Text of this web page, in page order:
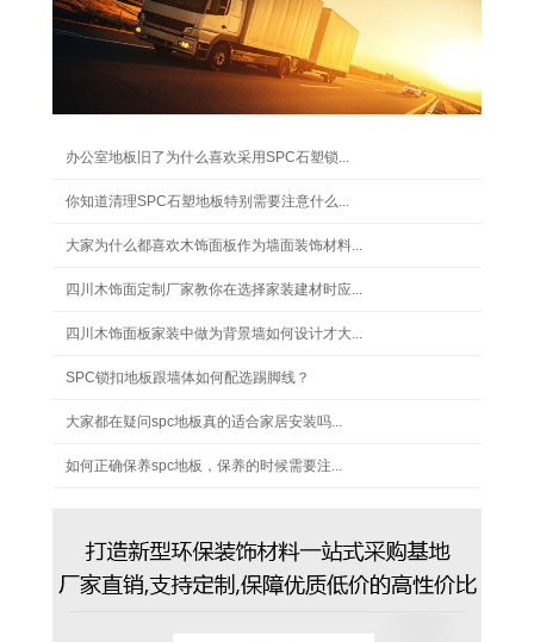
办公室地板旧了为什么喜欢采用SPC石塑锁...
你知道清理SPC石塑地板特别需要注意什么...
大家为什么都喜欢木饰面板作为墙面装饰材料...
四川木饰面定制厂家教你在选择家装建材时应...
四川木饰面板家装中做为背景墙如何设计才大...
SPC锁扣地板跟墙体如何配选踢脚线？
大家都在疑问spc地板真的适合家居安装吗...
如何正确保养spc地板，保养的时候需要注...